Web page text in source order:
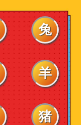
兔
羊
猪